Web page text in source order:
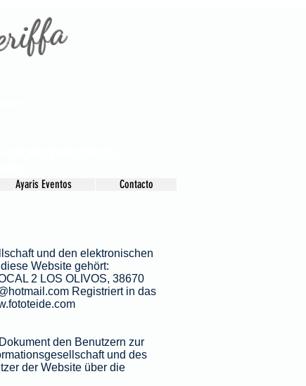
Fotograf Teneriffa
Ayaris Eventos Contacto
und den elektronischen
Website gehört:
2 LOS OLIVOS, 38670
Registriert in das
den Benutzern zur
und des
der Website über die